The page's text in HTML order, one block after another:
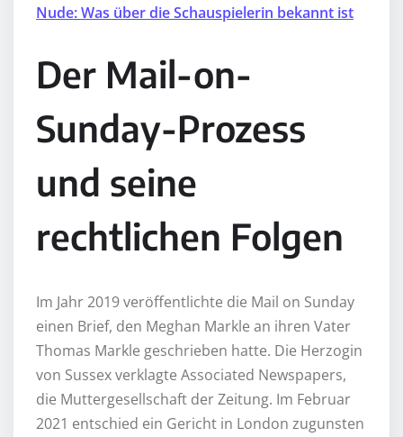
Nude: Was über die Schauspielerin bekannt ist
Der Mail-on-
Sunday-Prozess
und seine
rechtlichen Folgen
Im Jahr 2019 veröffentlichte die Mail on Sunday
einen Brief, den Meghan Markle an ihren Vater
Thomas Markle geschrieben hatte. Die Herzogin
von Sussex verklagte Associated Newspapers,
die Muttergesellschaft der Zeitung. Im Februar
2021 entschied ein Gericht in London zugunsten